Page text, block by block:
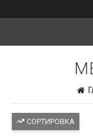
СОРТИРОВКА